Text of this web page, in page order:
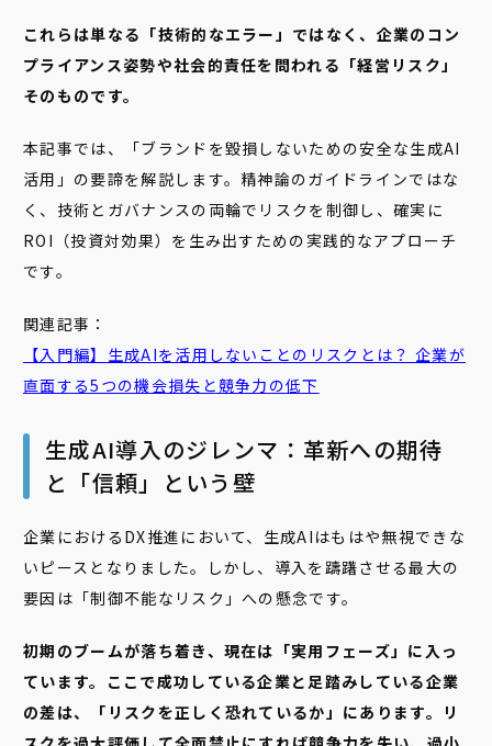
これらは単なる「技術的なエラー」ではなく、企業のコン
プライアンス姿勢や社会的責任を問われる「経営リスク」
そのものです。
本記事では、「ブランドを毀損しないための安全な生成AI
活用」の要諦を解説します。精神論のガイドラインではな
く、技術とガバナンスの両輪でリスクを制御し、確実に
ROI（投資対効果）を生み出すための実践的なアプローチ
です。
関連記事：
【入門編】生成AIを活用しないことのリスクとは？ 企業が
直面する5つの機会損失と競争力の低下
生成AI導入のジレンマ：革新への期待
と「信頼」という壁
企業におけるDX推進において、生成AIはもはや無視できな
いピースとなりました。しかし、導入を躊躇させる最大の
要因は「制御不能なリスク」への懸念です。
初期のブームが落ち着き、現在は「実用フェーズ」に入っ
ています。ここで成功している企業と足踏みしている企業
の差は、「リスクを正しく恐れているか」にあります。リ